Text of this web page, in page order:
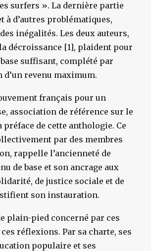
surfers ». La dernière partie
à d’autres problématiques,
inégalités. Les deux auteurs,
décroissance [1], plaident pour
suffisant, complété par
revenu maximum.
français pour un
association de référence sur le
préface de cette anthologie. Ce
par des membres
rappelle l’ancienneté de
de base et son ancrage aux
de justice sociale et de
son instauration.
plain-pied concerné par ces
réflexions. Par sa charte, ses
populaire et ses